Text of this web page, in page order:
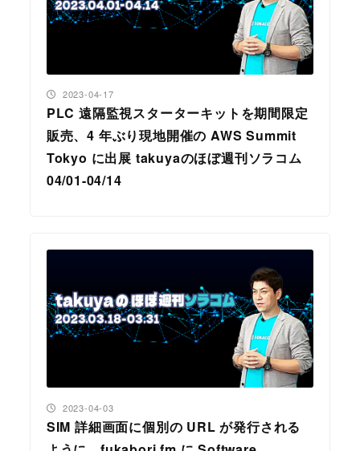
PLC 遠隔監視スターターキットを期間限定
販売、4 年ぶり現地開催の AWS Summit
Tokyo に出展 takuyaのほぼ週刊ソラコム
04/01-04/14
投稿日
2023-04-17
SIM 詳細画面に個別の URL が発行される
投稿日
2023-04-03